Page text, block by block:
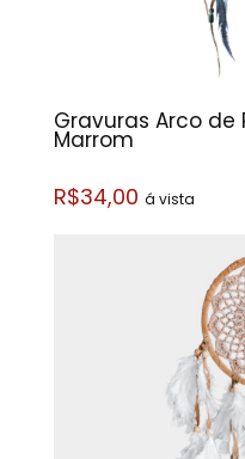
Gravuras Arco de
Marrom
R$34,00 á vista